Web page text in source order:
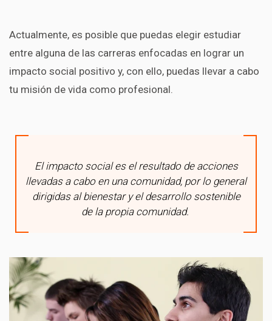
Actualmente, es posible que puedas elegir estudiar
entre alguna de las carreras enfocadas en lograr un
impacto social positivo y, con ello, puedas llevar a cabo
tu misión de vida como profesional.
El impacto social es el resultado de acciones
llevadas a cabo en una comunidad, por lo general
dirigidas al bienestar y el desarrollo sostenible
de la propia comunidad.